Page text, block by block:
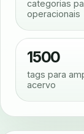
categorias
operacionais
1500
tags para
acervo